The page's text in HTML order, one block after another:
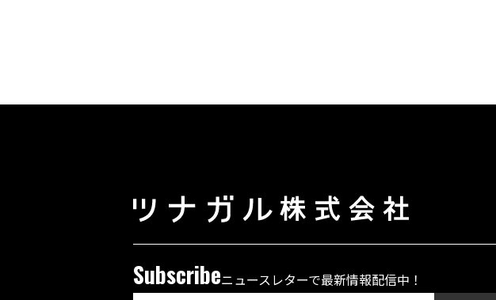
Subscribeニュースレターで最新情報配信中！